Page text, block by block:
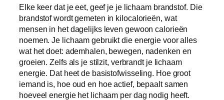
Elke keer dat je eet, geef je je lichaam brandstof. Die
brandstof wordt gemeten in kilocalorieën, wat
mensen in het dagelijks leven gewoon calorieën
noemen. Je lichaam gebruikt die energie voor alles
wat het doet: ademhalen, bewegen, nadenken en
groeien. Zelfs als je stilzit, verbrandt je lichaam
energie. Dat heet de basistofwisseling. Hoe groot
iemand is, hoe oud en hoe actief, bepaalt samen
hoeveel energie het lichaam per dag nodig heeft.